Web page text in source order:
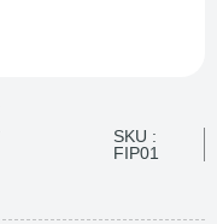
SKU :
FIP01